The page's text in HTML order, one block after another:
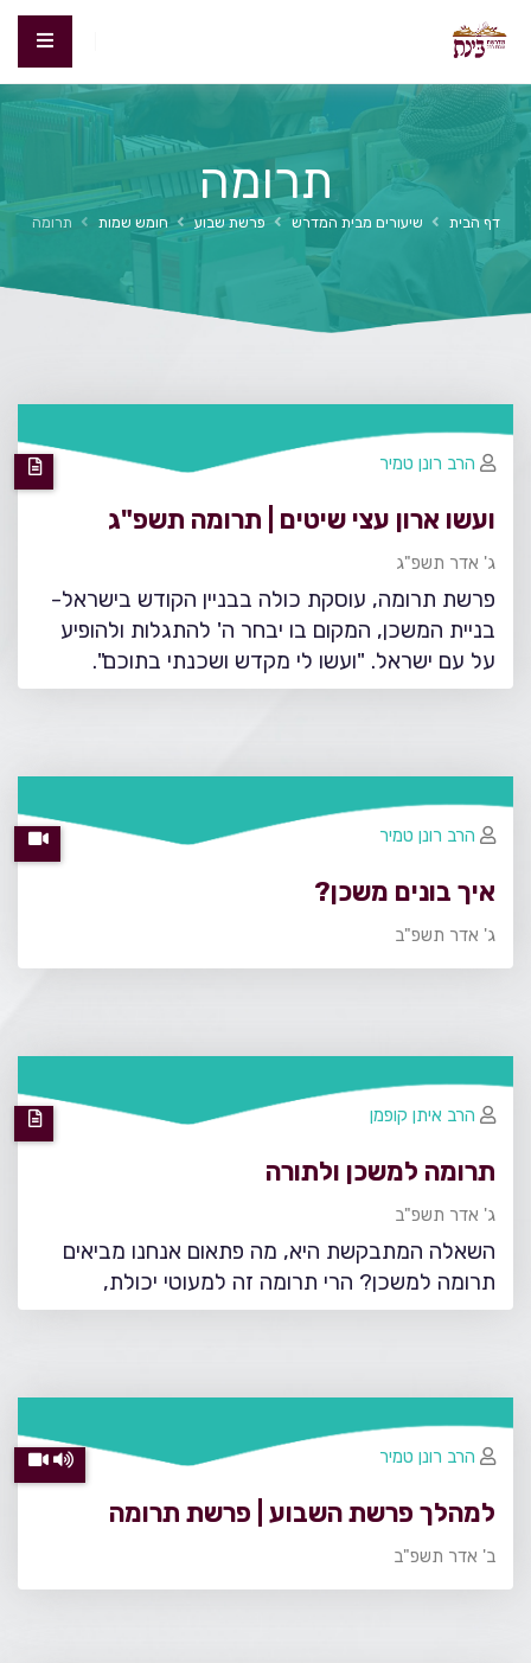
תרומה
דף הבית שיעורים מבית המדרש פרשת שבוע חומש שמות תרומה
ועשו ארון עצי שיטים | תרומה תשפ"ג
ג' אדר תשפ"ג
פרשת תרומה, עוסקת כולה בבניין הקודש בישראל-
בניית המשכן, המקום בו יבחר ה' להתגלות ולהופיע
על עם ישראל. "ועשו לי מקדש ושכנתי בתוכם".
הרב רונן טמיר
איך בונים משכן?
ג' אדר תשפ"ב
הרב רונן טמיר
תרומה למשכן ולתורה
ג' אדר תשפ"ב
השאלה המתבקשת היא, מה פתאום אנחנו מביאים
תרומה למשכן? הרי תרומה זה למעוטי יכולת,
הרב איתן קופמן
למהלך פרשת השבוע | פרשת תרומה
ב' אדר תשפ"ב
הרב רונן טמיר